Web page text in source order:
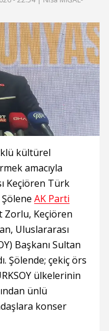
kültürel
amacıyla
Keçiören Türk
AK Parti
Zorlu, Keçiören
Uluslararası
Başkanı Sultan
Şölende; çekiç örs
ülkelerinin
ünlü
konser